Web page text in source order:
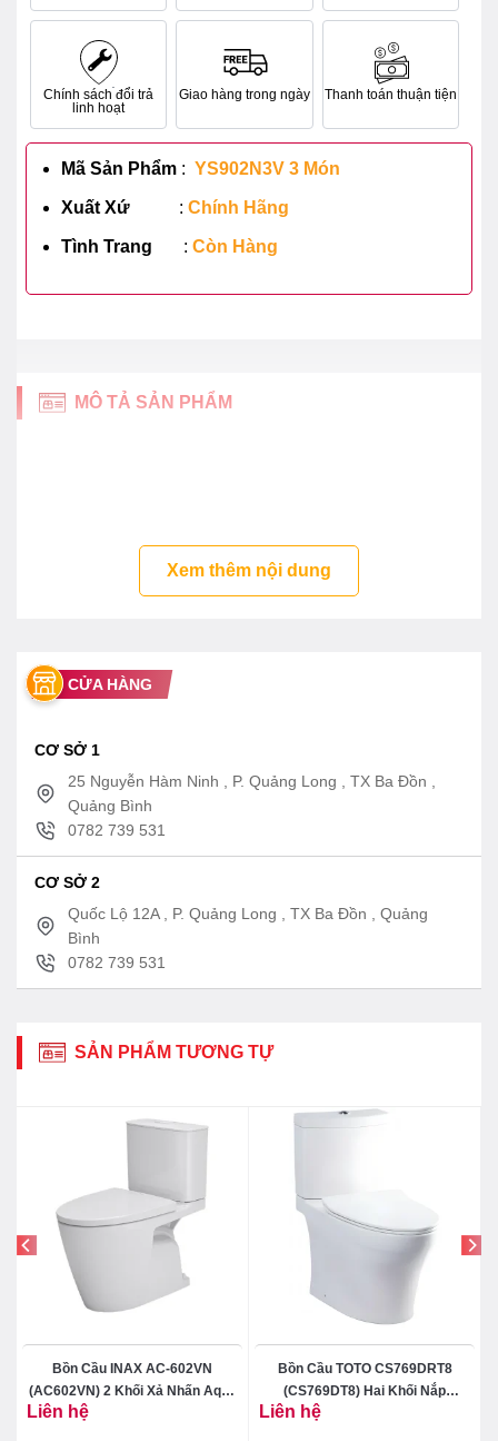
Chính sách đổi trả
linh hoạt
Giao hàng trong ngày Thanh toán thuận tiện
Mã Sản Phẩm: YS902N3V 3 Món
Xuất Xứ : Chính Hãng
Tình Trang : Còn Hàng
MÔ TẢ SẢN PHẨM
Xem thêm nội dung
CỬA HÀNG
CƠ SỞ 1
25 Nguyễn Hàm Ninh , P. Quảng Long , TX Ba Đồn ,
Quảng Bình
0782 739 531
CƠ SỞ 2
Quốc Lộ 12A , P. Quảng Long , TX Ba Đồn , Quảng
Bình
0782 739 531
SẢN PHẨM TƯƠNG TỰ
Bồn Cầu INAX AC-602VN
(AC602VN) 2 Khối Xả Nhấn Aqua
Liên hệ
Bồn Cầu TOTO CS769DRT8
(CS769DT8) Hai Khối Nắp
Liên hệ